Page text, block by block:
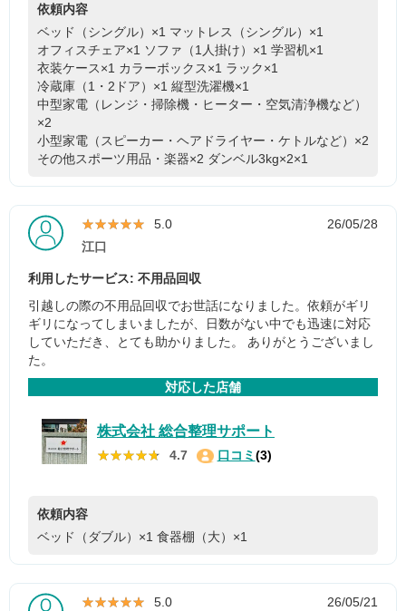
依頼内容
ベッド（シングル）×1 マットレス（シングル）×1
オフィスチェア×1 ソファ（1人掛け）×1 学習机×1
衣装ケース×1 カラーボックス×1 ラック×1
冷蔵庫（1・2ドア）×1 縦型洗濯機×1
中型家電（レンジ・掃除機・ヒーター・空気清浄機など）
×2
小型家電（スピーカー・ヘアドライヤー・ケトルなど）×2
その他スポーツ用品・楽器×2 ダンベル3kg×2×1
★★★★★
★★★★★ 5.0
26/05/28
江口
利用したサービス: 不用品回収
引越しの際の不用品回収でお世話になりました。依頼がギリ
ギリになってしまいましたが、日数がない中でも迅速に対応
していただき、とても助かりました。 ありがとうございまし
た。
対応した店舗
株式会社 総合整理サポート
★★★★★
★★★★★ 4.7 口コミ (3)
依頼内容
ベッド（ダブル）×1 食器棚（大）×1
★★★★★
★★★★★ 5.0
26/05/21